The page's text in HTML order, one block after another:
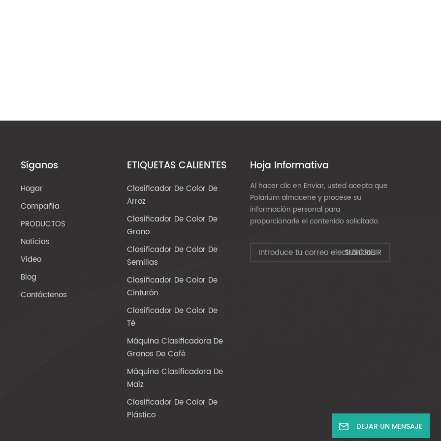
Síganos
Hogar
Compañía
PRODUCTOS
Noticias
Video
Blog
Contáctenos
ETIQUETAS CALIENTES
Clasificador De Color De
Arroz
Clasificador De Color De
Grano
Clasificador De Color De
Semillas
Clasificador De Color De
Cinturón
Clasificador De Color De
Té
Máquina Clasificadora De
Granos De Café
Máquina Clasificadora De
Maíz
Clasificador De Color De
Plástico
Hoja Informativa
Al hacer clic en Enviar, usted acepta que
Polarium almacene y procese su
información personal para
proporcionarle el contenido solicitado.
DEJAR UN MENSAJE